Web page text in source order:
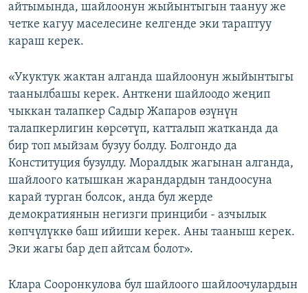
айтымында, шайлоонун жыйынтыгын таануу же
четке кагуу маселесине келгенде эки тараптуу
караш керек.
«Укуктук жактан алганда шайлоонун жыйынтыгы
таанылбашы керек. Анткени шайлоодо жеңип
чыккан талапкер Садыр Жапаров өзүнүн
талапкерлигин көрсөтүп, катталып жатканда да
бир топ мыйзам бузуу болду. Болгондо да
Конституция бузулду. Моралдык жагынан алганда,
шайлоого катышкан жарандардын тандоосуна
карай турган болсок, анда бул жерде
демократиянын негизги принциби - азчылык
көпчүлүккө баш ийиши керек. Аны тааныш керек.
Эки жагы бар деп айтсам болот».
Клара Сооронкулова бул шайлоого шайлоочулардын